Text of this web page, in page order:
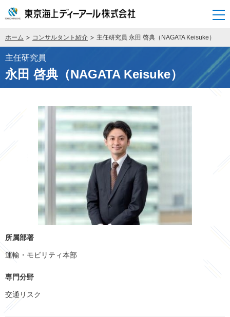
開く
ホーム コンサルタント紹介 主任研究員 永田 啓典（NAGATA Keisuke）
主任研究員
永田 啓典（NAGATA Keisuke）
所属部署
運輸・モビリティ本部
専門分野
交通リスク